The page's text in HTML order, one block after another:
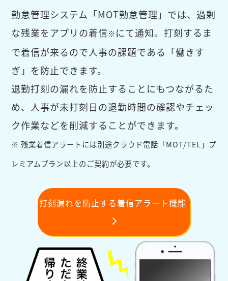
勤怠管理システム「MOT勤怠管理」では、過剰
な残業をアプリの着信※にて通知。打刻するま
で着信が来るので人事の課題である「働きす
ぎ」を防止できます。
退勤打刻の漏れを防止することにもつながるた
め、人事が未打刻日の退勤時間の確認やチェッ
ク作業などを削減することができます。
※ 残業着信アラートには別途クラウド電話「MOT/TEL」プ
レミアムプラン以上のご契約が必要です。
打刻漏れを防止する着信アラート機能